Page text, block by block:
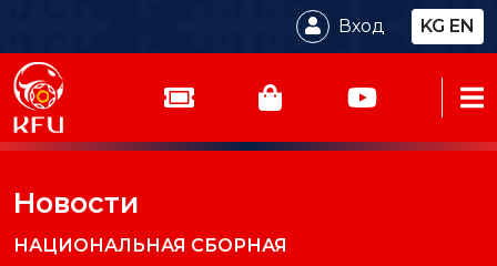
Вход KG EN
Новости
НАЦИОНАЛЬНАЯ СБОРНАЯ